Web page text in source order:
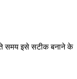
समय इसे सटीक बनाने के